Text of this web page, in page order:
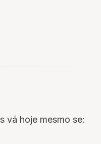
vá hoje mesmo se: